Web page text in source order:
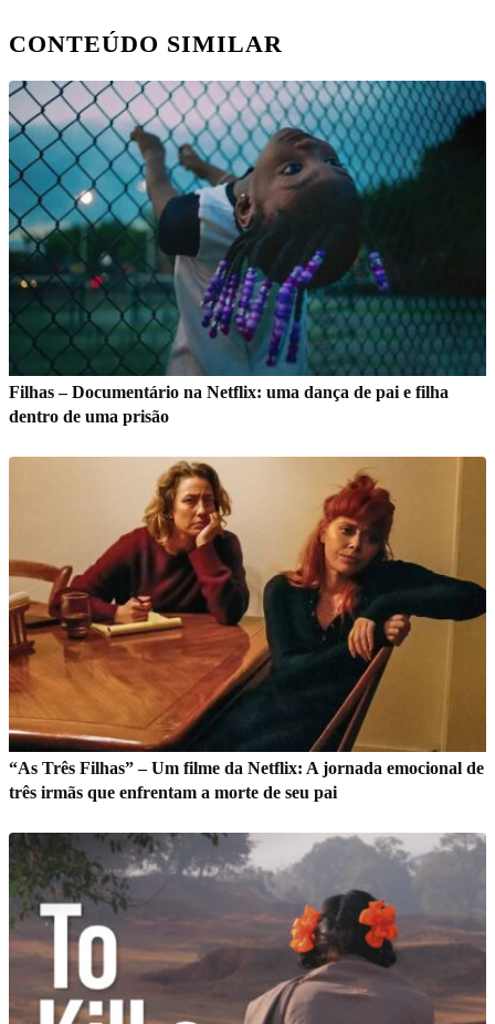
CONTEÚDO SIMILAR
Filhas – Documentário na Netflix: uma dança de pai e filha
dentro de uma prisão
“As Três Filhas” – Um filme da Netflix: A jornada emocional de
três irmãs que enfrentam a morte de seu pai